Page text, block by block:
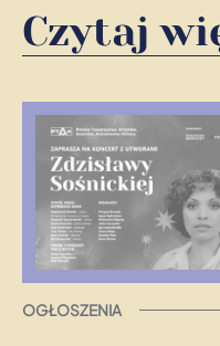
Czytaj
OGŁOSZENIA